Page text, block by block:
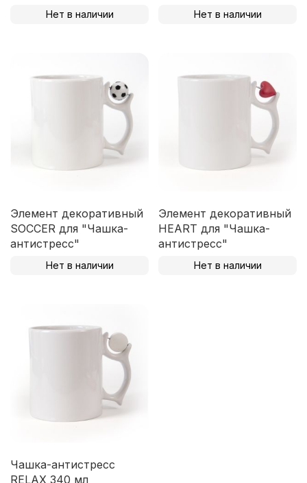
Нет в наличии Нет в наличии
Элемент декоративный
SOCCER для "Чашка-
антистресс"
Нет в наличии
Элемент декоративный
HEART для "Чашка-
антистресс"
Нет в наличии
Чашка-антистресс
RELAX 340 мл